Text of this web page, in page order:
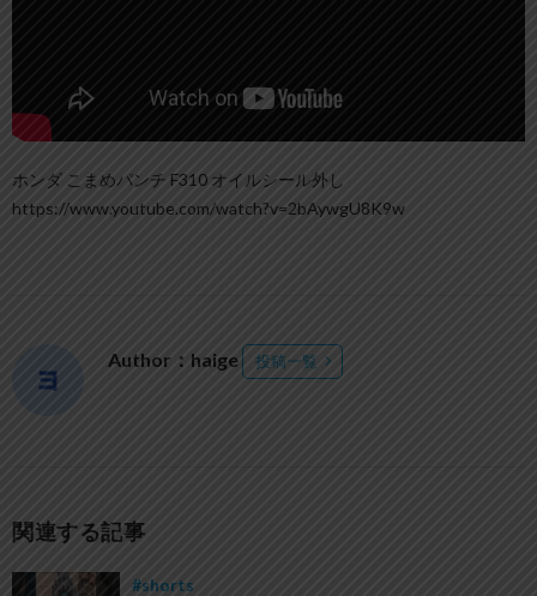
ホンダ こまめパンチ F310 オイルシール外し
https://www.youtube.com/watch?v=2bAywgU8K9w
Author：haige 投稿一覧
関連する記事
#shorts